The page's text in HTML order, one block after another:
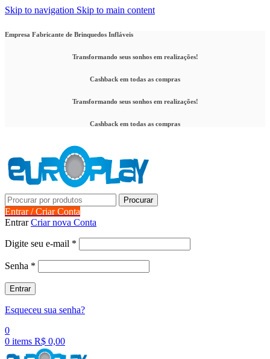
Skip to navigation Skip to main content
Empresa Fabricante de Brinquedos Infláveis
Transformando seus sonhos em realizações!
Cashback em todas as compras
Transformando seus sonhos em realizações!
Cashback em todas as compras
Procurar
Entrar / Criar Conta
EntrarCriar nova Conta
Digite seu e-mail *
Senha *
Entrar
Esqueceu sua senha?
0
0 items R$ 0,00